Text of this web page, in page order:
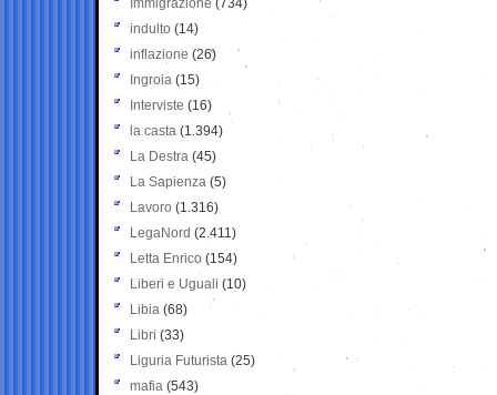
Immigrazione (734)
indulto (14)
inflazione (26)
Ingroia (15)
Interviste (16)
la casta (1.394)
La Destra (45)
La Sapienza (5)
Lavoro (1.316)
LegaNord (2.411)
Letta Enrico (154)
Liberi e Uguali (10)
Libia (68)
Libri (33)
Liguria Futurista (25)
mafia (543)